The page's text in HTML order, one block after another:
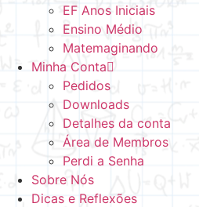
EF Anos Iniciais
Ensino Médio
Matemaginando
Minha Conta
Pedidos
Downloads
Detalhes da conta
Área de Membros
Perdi a Senha
Sobre Nós
Dicas e Reflexões